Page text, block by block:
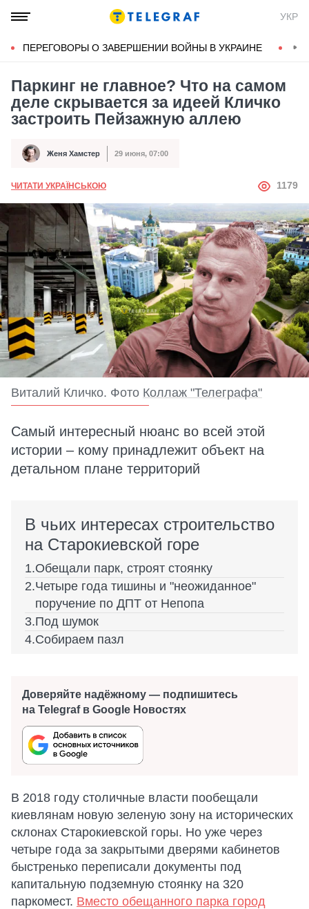
УКР
ПЕРЕГОВОРЫ О ЗАВЕРШЕНИИ ВОЙНЫ В УКРАИНЕ
Паркинг не главное? Что на самом
деле скрывается за идеей Кличко
застроить Пейзажную аллею
Автор Женя Хамстер
Дата публикации 29 июня, 07:00
ЧИТАТИ УКРАЇНСЬКОЮ АВТОР
1179
Виталий Кличко. Фото Коллаж "Телеграфа"
Самый интересный нюанс во всей этой
истории – кому принадлежит объект на
детальном плане территорий
В чьих интересах строительство
на Старокиевской горе
Обещали парк, строят стоянку
Четыре года тишины и "неожиданное"
поручение по ДПТ от Непопа
Под шумок
Собираем пазл
Доверяйте надёжному — подпишитесь
на Telegraf в Google Новостях
В 2018 году столичные власти пообещали
киевлянам новую зеленую зону на исторических
склонах Старокиевской горы. Но уже через
четыре года за закрытыми дверями кабинетов
быстренько переписали документы под
капитальную подземную стоянку на 320
паркомест. Вместо обещанного парка город